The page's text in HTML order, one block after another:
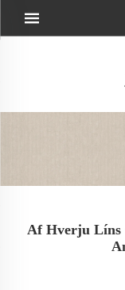
Af Hverju Líns